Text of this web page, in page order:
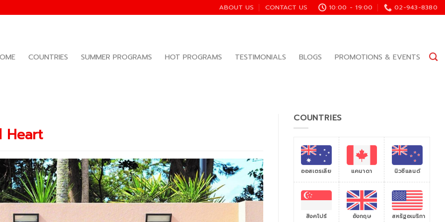
ABOUT US CONTACT US 10:00 - 19:00 02-943-8380
COUNTRIES SUMMER PROGRAMS HOT PROGRAMS TESTIMONIALS BLOGS PROMOTIONS & EVENTS
Heart
COUNTRIES
ออสเตรเลีย แคนาดา นิวซีแลนด์
สิงคโปร์ อังกฤษ สหรัฐอเมริกา